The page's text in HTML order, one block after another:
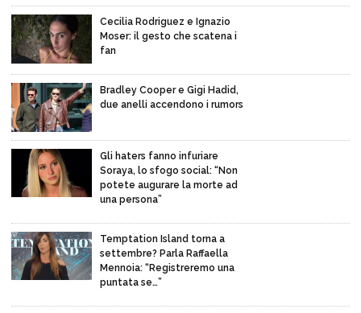
Cecilia Rodriguez e Ignazio
Moser: il gesto che scatena i
fan
Bradley Cooper e Gigi Hadid,
due anelli accendono i rumors
Gli haters fanno infuriare
Soraya, lo sfogo social: “Non
potete augurare la morte ad
una persona”
Temptation Island torna a
settembre? Parla Raffaella
Mennoia: “Registreremo una
puntata se…”